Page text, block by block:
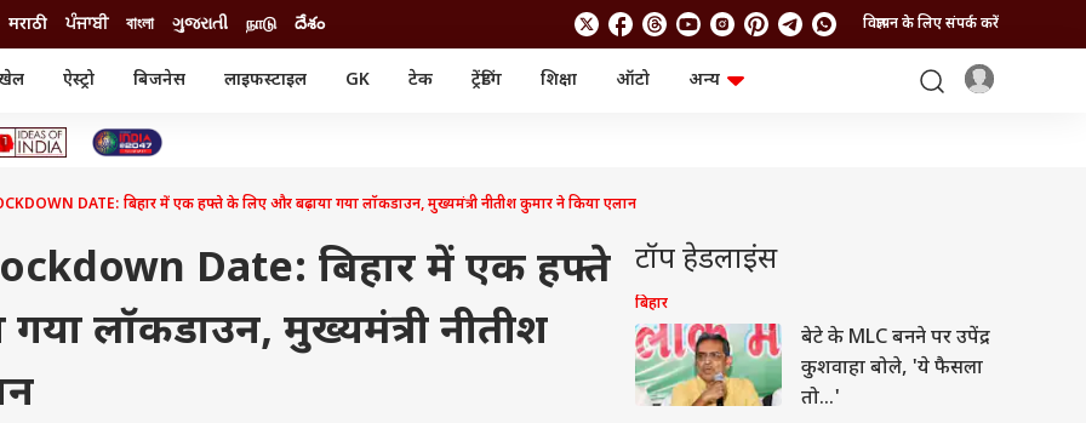
मराठी ਪੰਜਾਬੀ বাংলা ગુજરાતી நாடு దేశం विज्ञापन के लिए संपर्क करें
ऐस्ट्रो बिजनेस लाइफस्टाइल GK टेक ट्रेंडिंग शिक्षा ऑटो
अन्य
सिनेमा
म्यूचुअल फंड्स
आईपीओ
मोबाइल
गैजेट
रिजल्ट
वेब स्टोरीज फोटो गैलरी
यूटिलिटी न्यूज़
वीडियो
DATE: बिहार में एक हफ्ते के लिए और बढ़ाया गया लॉकडाउन, मुख्यमंत्री नीतीश कुमार ने किया एलान
Date: बिहार में एक हफ्ते
लॉकडाउन, मुख्यमंत्री नीतीश
टॉप हेडलाइंस
बिहार
बेटे के MLC बनने पर उपेंद्र
कुशवाहा बोले, 'ये फैसला
तो...'